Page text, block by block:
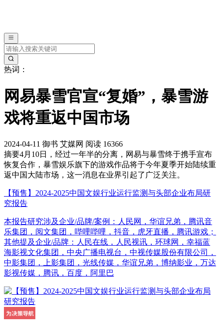
热词：
网易暴雪官宣“复婚”，暴雪游
戏将重返中国市场
2024-04-11 御书 艾媒网 阅读 16366
摘要4月10日，经过一年半的分离，网易与暴雪终于携手宣布
恢复合作，暴雪娱乐旗下的游戏作品将于今年夏季开始陆续重
返中国大陆市场，这一消息在业界引起了广泛关注。
【预售】2024-2025中国文娱行业运行监测与头部企业布局研
究报告
本报告研究涉及企业/品牌/案例：人民网，华谊兄弟，腾讯音
乐集团，阅文集团，哔哩哔哩，抖音，虎牙直播，腾讯游戏；
其他提及企业/品牌：人民在线，人民视讯，环球网，幸福蓝
海影视文化集团，中央广播电视台，中视传媒股份有限公司，
中影集团，上影集团，光线传媒，华谊兄弟，博纳影业，万达
影视传媒，腾讯，百度，阿里巴